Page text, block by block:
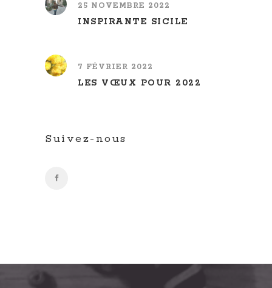
25 NOVEMBRE 2022
INSPIRANTE SICILE
7 FÉVRIER 2022
LES VŒUX POUR 2022
Suivez-nous